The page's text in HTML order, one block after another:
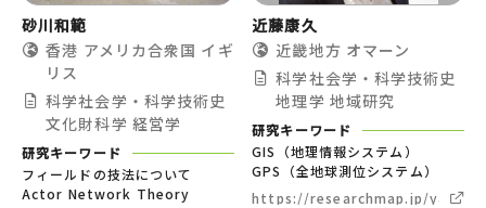
砂川和範
香港 アメリカ合衆国 イギ
リス
科学社会学・科学技術史
文化財科学 経営学
研究キーワード
フィールドの技法について
Actor Network Theory
近藤康久
近畿地方 オマーン
科学社会学・科学技術史
地理学 地域研究
研究キーワード
GIS（地理情報システム）
GPS（全地球測位システム）
https://researchmap.jp/